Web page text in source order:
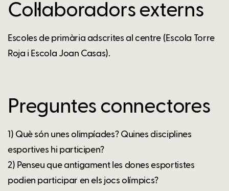
Col·laboradors externs
Escoles de primària adscrites al centre (Escola Torre
Roja i Escola Joan Casas).
Preguntes connectores
1) Què són unes olimpíades? Quines disciplines
esportives hi participen?
2) Penseu que antigament les dones esportistes
podien participar en els jocs olímpics?